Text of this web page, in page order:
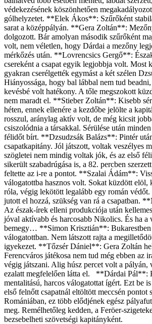
védekezésének köszönhetően
gólhelyzetet. **Elek Ákos**: Szűrőként
sarat a középpályán. **Gera Zoltán**:
dolgozott. Bár amolyan második szűrőként
volt, nem véletlen, hogy Dárdai a mezőny
mérkőzés után. **Lovrencsics Gergő**:
csereként a csapat egyik legjobbja volt. Most
gyakran cserélgették egymást a két szélen
Hiányossága, hogy bal lábbal nem tud
kevésbé volt hatékony. A tőle megszokott
nem maradt el. **Stieber Zoltán**: Kisebb
héten, ennek ellenére a kezdőbe jelölte a
rosszul, aránylag aktív volt, de még kicsit
csiszolódnia a társakkal. Sérülése után
félidőt bírt. **Dzsudzsák Balázs**: Pintér
csapatkapitány. Jól játszott, voltak veszélyes
szögletei nem mindig voltak jók, és az első
sikerült szabadrúgása is, a 82. percben
feltette az i-re a pontot. **Szalai Ádám**:
válogatottba hasznos volt. Sokat küzdött elöl,
róla, végig lekötött legalább egy román
jutott el hozzá, szükség van rá a csapatban.
Az észak-írek elleni produkciója után
jóval aktívabb és harcosabb Nikolics. És ha a
bemegy… **Simon Krisztián**: Bukarestben
válogatottban. Nem látszott rajta a
igyekezet. **Tőzsér Dániel**: Gera Zoltán
Ferencváros játékosa nem tud még ebben az
végig játszani. Alig húsz percet volt a pályán,
ezalatt megfelelően látta el. **Dárdai Pál**:
mentalitású, harcos válogatottat ígért. Ezt be
első felnőtt csapatnál eltöltött meccsén pontot
Romániában, ez több elődjének egész
meg. Remélhetőleg kedden, a Feröer-
bezsebelheti szövetségi kapitányként.